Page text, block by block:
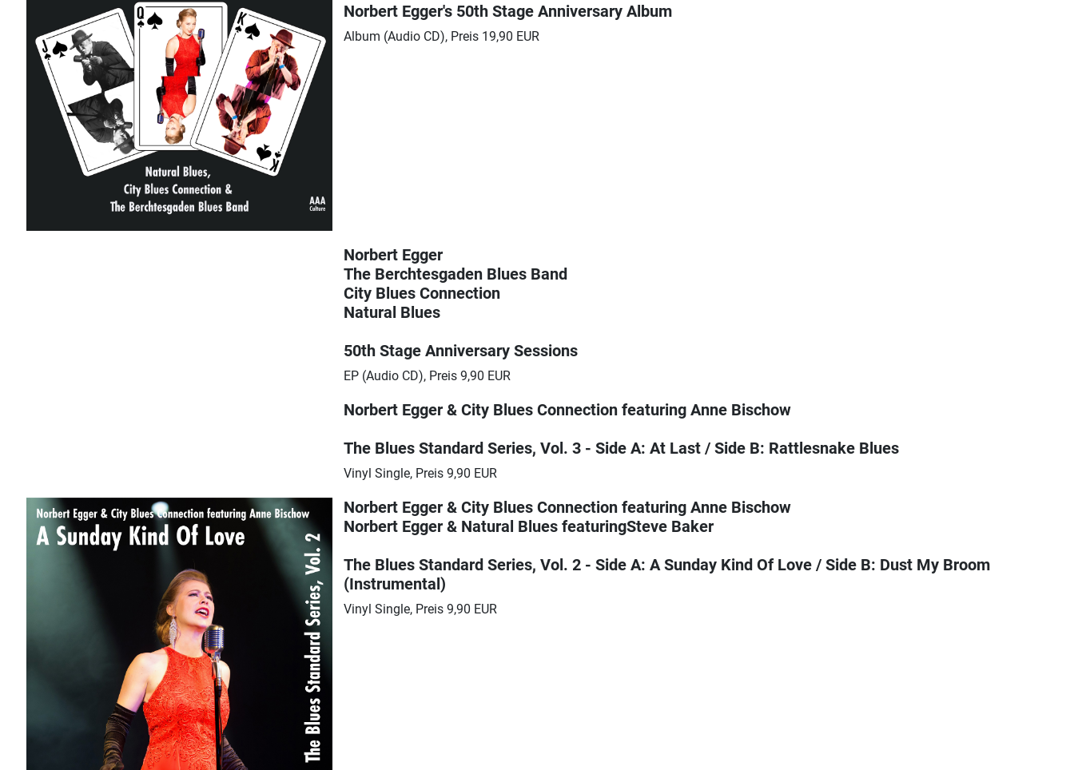
Norbert Egger's 50th Stage Anniversary Album
Album (Audio CD), Preis 19,90 EUR
Norbert Egger
The Berchtesgaden Blues Band
City Blues Connection
Natural Blues
50th Stage Anniversary Sessions
EP (Audio CD), Preis 9,90 EUR
Norbert Egger & City Blues Connection featuring Anne Bischow
The Blues Standard Series, Vol. 3 - Side A: At Last / Side B: Rattlesnake Blues
Vinyl Single, Preis 9,90 EUR
Norbert Egger & City Blues Connection featuring Anne Bischow
Norbert Egger & Natural Blues featuringSteve Baker
The Blues Standard Series, Vol. 2 - Side A: A Sunday Kind Of Love / Side B: Dust My Broom
(Instrumental)
Vinyl Single, Preis 9,90 EUR